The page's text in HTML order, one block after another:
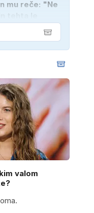
mu reče: "Ne
tehta le
čudnega,
z ženo
valom